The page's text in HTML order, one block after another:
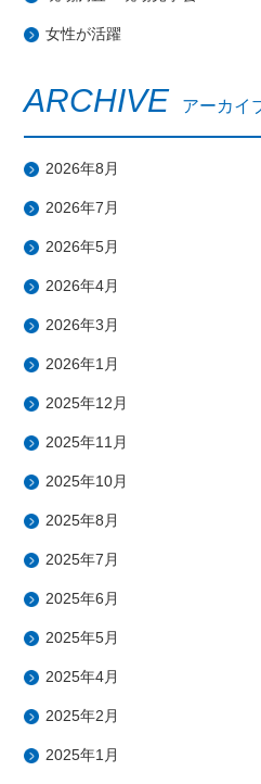
女性が活躍
ARCHIVE アーカイ
2026年8月
2026年7月
2026年5月
2026年4月
2026年3月
2026年1月
2025年12月
2025年11月
2025年10月
2025年8月
2025年7月
2025年6月
2025年5月
2025年4月
2025年2月
2025年1月